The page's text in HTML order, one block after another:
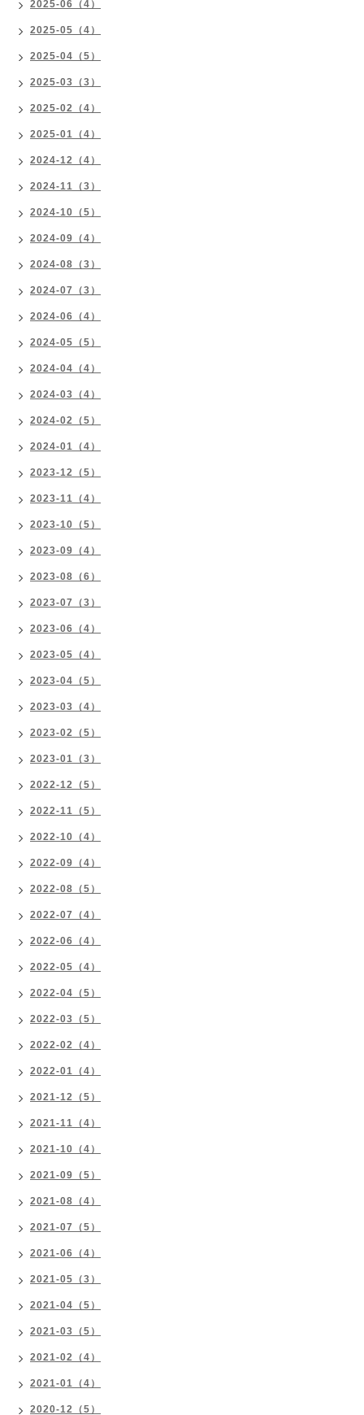
2025-06（4）
2025-05（4）
2025-04（5）
2025-03（3）
2025-02（4）
2025-01（4）
2024-12（4）
2024-11（3）
2024-10（5）
2024-09（4）
2024-08（3）
2024-07（3）
2024-06（4）
2024-05（5）
2024-04（4）
2024-03（4）
2024-02（5）
2024-01（4）
2023-12（5）
2023-11（4）
2023-10（5）
2023-09（4）
2023-08（6）
2023-07（3）
2023-06（4）
2023-05（4）
2023-04（5）
2023-03（4）
2023-02（5）
2023-01（3）
2022-12（5）
2022-11（5）
2022-10（4）
2022-09（4）
2022-08（5）
2022-07（4）
2022-06（4）
2022-05（4）
2022-04（5）
2022-03（5）
2022-02（4）
2022-01（4）
2021-12（5）
2021-11（4）
2021-10（4）
2021-09（5）
2021-08（4）
2021-07（5）
2021-06（4）
2021-05（3）
2021-04（5）
2021-03（5）
2021-02（4）
2021-01（4）
2020-12（5）